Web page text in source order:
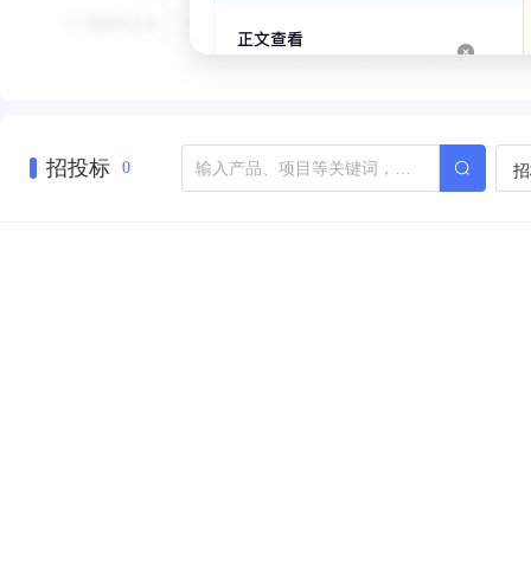
招投标 0